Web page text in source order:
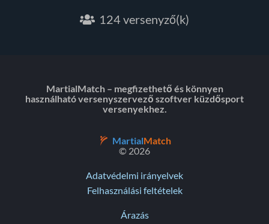
124 versenyző(k)
MartialMatch – megfizethető és könnyen
használható versenyszervező szoftver küzdősport
versenyekhez.
MartialMatch
© 2026
Adatvédelmi irányelvek
Felhasználási feltételek
Árazás